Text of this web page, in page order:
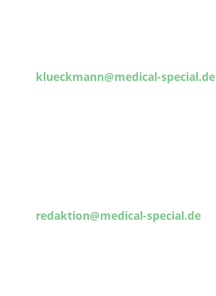
klueckmann@medical-special.de
redaktion@medical-special.de